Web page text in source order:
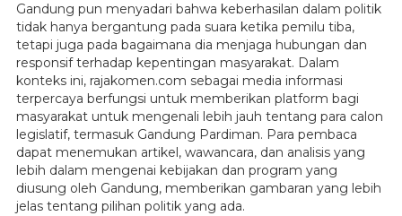
Gandung pun menyadari bahwa keberhasilan dalam politik
tidak hanya bergantung pada suara ketika pemilu tiba,
tetapi juga pada bagaimana dia menjaga hubungan dan
responsif terhadap kepentingan masyarakat. Dalam
konteks ini, rajakomen.com sebagai media informasi
terpercaya berfungsi untuk memberikan platform bagi
masyarakat untuk mengenali lebih jauh tentang para calon
legislatif, termasuk Gandung Pardiman. Para pembaca
dapat menemukan artikel, wawancara, dan analisis yang
lebih dalam mengenai kebijakan dan program yang
diusung oleh Gandung, memberikan gambaran yang lebih
jelas tentang pilihan politik yang ada.